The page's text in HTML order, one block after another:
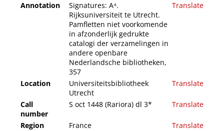
Annotation
Signatures: A⁴.
Rijksuniversiteit te Utrecht.
Pamfletten niet voorkomende
in afzonderlijk gedrukte
catalogi der verzamelingen in
andere openbare
Nederlandsche bibliotheken,
357
Translate
Location
Universiteitsbibliotheek
Utrecht
Translate
Call
number
S oct 1448 (Rariora) dl 3* Translate
Region France
Translate